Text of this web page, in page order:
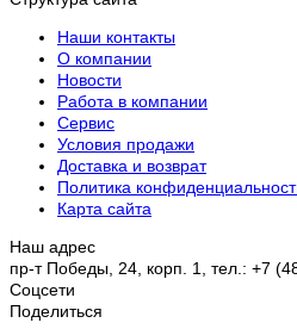
Наши контакты
О компании
Новости
Работа в компании
Сервис
Условия продажи
Доставка и возврат
Политика
Карта сайта
Наш адрес
пр-т Победы, 24, корп. 1, тел.: +7
Соцсети
Поделиться